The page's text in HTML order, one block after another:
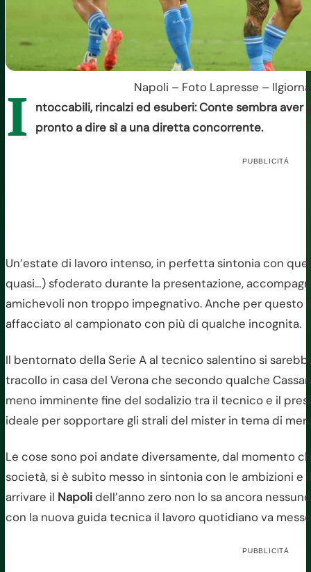
Napoli – Foto Lapresse –
I
ntoccabili, rincalzi ed esuberi: Conte sembra
pronto a dire sì a una diretta concorrente.
PUBBLICITÀ
Un’estate di lavoro intenso, in perfetta sintonia con
quasi…) sfoderato durante la presentazione,
amichevoli non troppo impegnativo. Anche per questo
affacciato al campionato con più di qualche incognita.
Il bentornato della Serie A al tecnico salentino si
tracollo in casa del Verona che secondo qualche
meno imminente fine del sodalizio tra il tecnico e il
ideale per sopportare gli strali del mister in tema di
Le cose sono poi andate diversamente, dal momento
società, si è subito messo in sintonia con le ambizioni
arrivare il Napolidell’anno zero non lo sa ancora
con la nuova guida tecnica il lavoro quotidiano va
PUBBLICITÀ